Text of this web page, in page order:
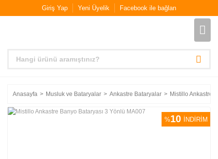
Giriş Yap Yeni Üyelik Facebook ile bağlan
Anasayfa Musluk ve Bataryalar Ankastre Bataryalar Mistillo Ankastre
%10 İNDİRİM